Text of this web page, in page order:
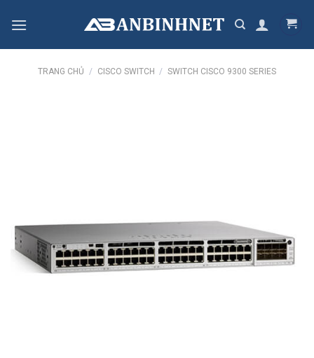
TRANG CHỦ / CISCO SWITCH / SWITCH CISCO 9300 SERIES